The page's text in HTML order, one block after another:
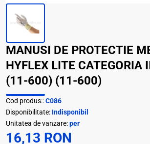
MANUSI DE PROTECTIE
HYFLEX LITE CATEGORIA
(11-600) (11-600)
Cod produs::C086
Disponibilitate: Indisponibil
Unitatea de vanzare:per
16,13 RON